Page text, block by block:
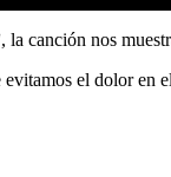
, la canción nos
el dolor en